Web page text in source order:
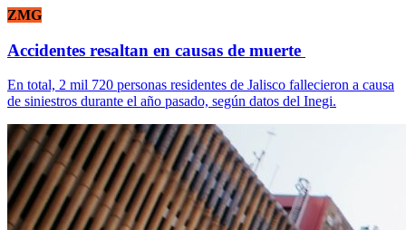
ZMG
Accidentes resaltan en causas de muerte
En total, 2 mil 720 personas residentes de Jalisco fallecieron a causa
de siniestros durante el año pasado, según datos del Inegi.